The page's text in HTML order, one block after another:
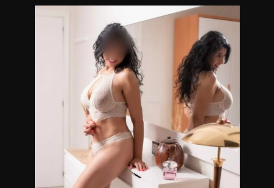
Cuento con un lugar discreto y reservado para que pases un
momento único. Me manejo con reservas de turnos
anticipadas.
Masajistas eróticas en Belgrano.
NUEVO NÚMERO